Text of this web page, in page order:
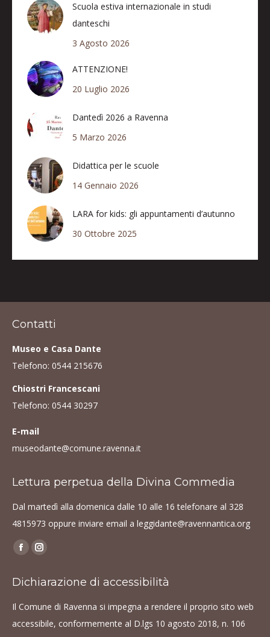
Scuola estiva internazionale in studi
danteschi
3 Agosto 2026
ATTENZIONE!
20 Luglio 2026
Dantedì 2026 a Ravenna
5 Marzo 2026
Didattica per le scuole
14 Gennaio 2026
LARA for kids: gli appuntamenti d’autunno
30 Ottobre 2025
Contatti
Museo e Casa Dante
Telefono: 0544 215676
Chiostri Francescani
Telefono: 0544 30297
E-mail
museodante@comune.ravenna.it
Lettura perpetua della Divina Commedia
Dal martedì alla domenica dalle 10 alle 16 telefonare al 328
4815973 oppure inviare email a leggidante@ravennantica.org
Find us on:
Facebook
opens
Instagram
opens
Dichiarazione di accessibilità
Il Comune di Ravenna si impegna a rendere il proprio sito web
accessibile, conformemente al D.lgs 10 agosto 2018, n. 106